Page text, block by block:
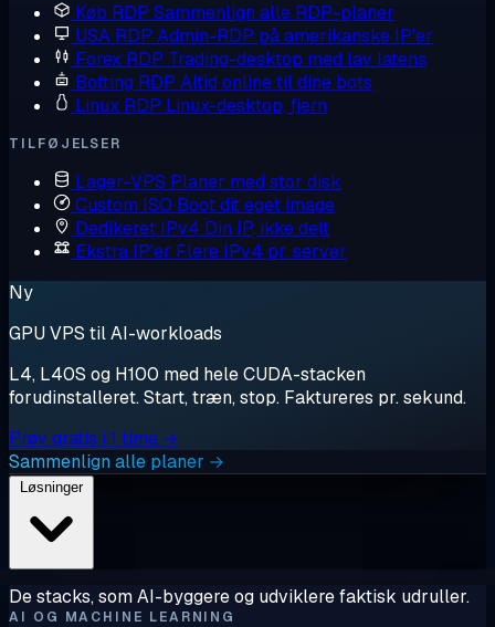
Køb RDP Sammenlign alle RDP-planer
USA RDP Admin-RDP på amerikanske IP'er
Forex RDP Trading-desktop med lav latens
Botting RDP Altid online til dine bots
Linux RDP Linux-desktop, fjern
TILFØJELSER
Lager-VPS Planer med stor disk
Custom ISO Boot dit eget image
Dedikeret IPv4 Din IP, ikke delt
Ekstra IP'er Flere IPv4 pr. server
Ny
GPU VPS til AI-workloads
L4, L40S og H100 med hele CUDA-stacken
forudinstalleret. Start, træn, stop. Faktureres pr. sekund.
Prøv gratis i 1 time →
Sammenlign alle planer →
Løsninger
De stacks, som AI-byggere og udviklere faktisk udruller.
AI OG MACHINE LEARNING